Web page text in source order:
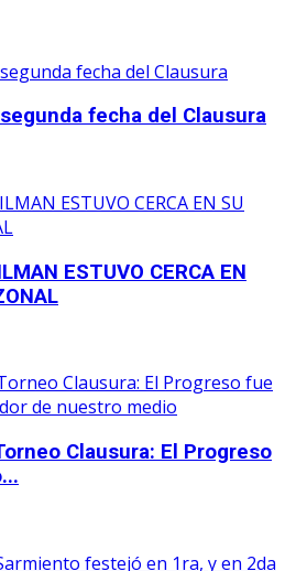
fecha del Clausura
ESTUVO CERCA EN
Clausura: El Progreso